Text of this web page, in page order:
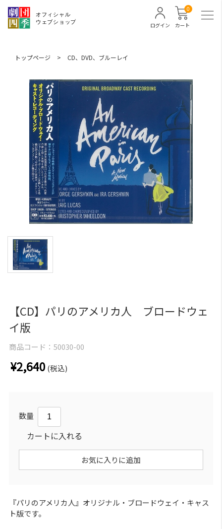
カート
0
ログイン
トップページ > CD、DVD、ブルーレイ
【CD】パリのアメリカ人 ブロードウェ
イ版
商品コード： 50030-00
¥2,640 (税込)
数量
カートに入れる
お気に入りに追加
『パリのアメリカ人』オリジナル・ブロードウェイ・キャス
ト版です。